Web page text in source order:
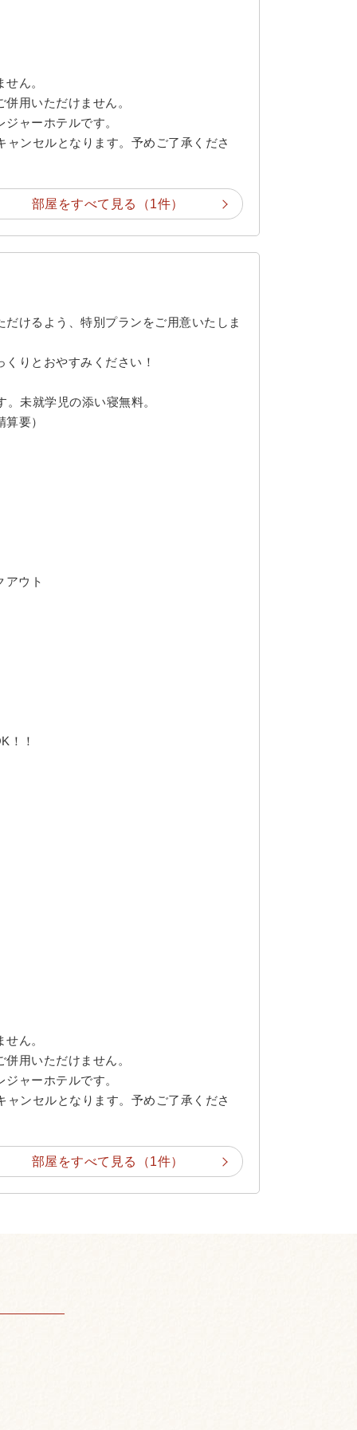
ん。
用いただけません。
ャーホテルです。
ンセルとなります。予めご了承くださ
部屋をすべて見る（1件）
けるよう、特別プランをご用意いたしま
りとおやすみください！
未就学児の添い寝無料。
要）
アウト
！！
ん。
用いただけません。
ャーホテルです。
ンセルとなります。予めご了承くださ
部屋をすべて見る（1件）